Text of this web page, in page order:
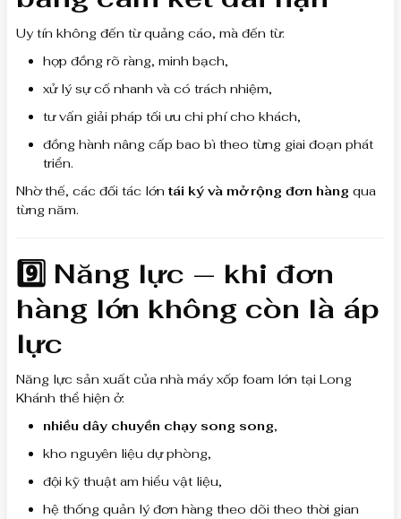
Uy tín không đến từ quảng cáo, mà đến từ:
hợp đồng rõ ràng, minh bạch,
xử lý sự cố nhanh và có trách nhiệm,
tư vấn giải pháp tối ưu chi phí cho khách,
đồng hành nâng cấp bao bì theo từng giai đoạn phát
triển.
Nhờ thế, các đối tác lớn tái ký và mở rộng đơn hàng qua
từng năm.
9️⃣ Năng lực — khi đơn
hàng lớn không còn là áp
lực
Năng lực sản xuất của nhà máy xốp foam lớn tại Long
Khánh thể hiện ở:
nhiều dây chuyền chạy song song,
kho nguyên liệu dự phòng,
đội kỹ thuật am hiểu vật liệu,
hệ thống quản lý đơn hàng theo dõi theo thời gian